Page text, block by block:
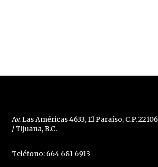
Av. Las Américas 4633, El Paraíso, C.P. 22106
/ Tijuana, B.C.
Teléfono: 664 681 6913